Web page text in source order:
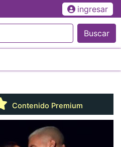
ingresar
Buscar
Contenido Premium